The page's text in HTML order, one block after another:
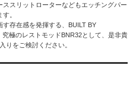
スリットローターなどもエッチングパー
。
存在感を発揮する、BUILT BY
極のレストモッドBNR32として、是非貴
りをご検討ください。